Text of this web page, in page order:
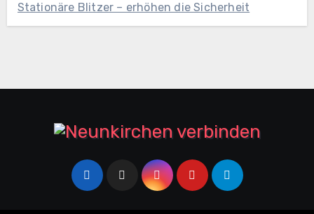
Stationäre Blitzer – erhöhen die Sicherheit